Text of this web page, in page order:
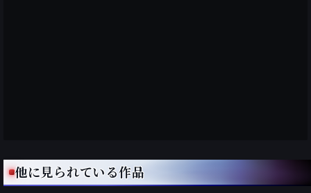
他に見られている作品